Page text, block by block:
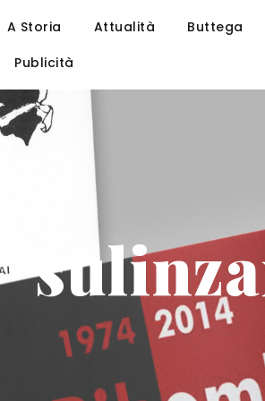
A Storia Attualità Buttega
Publicità